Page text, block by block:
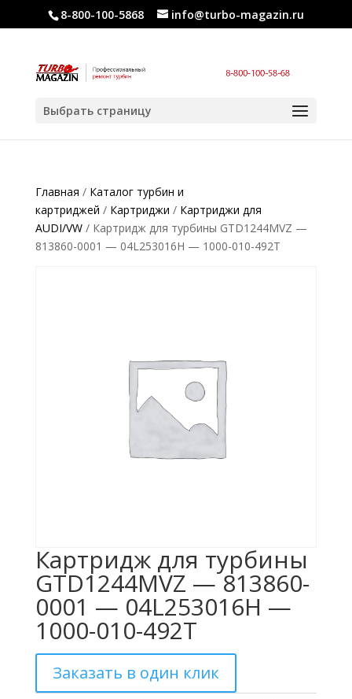
8-800-100-5868 info@turbo-magazin.ru
Выбрать страницу
Главная / Каталог турбин и
картриджей / Картриджи / Картриджи для
AUDI/VW/ Картридж для турбины GTD1244MVZ —
813860-0001 — 04L253016H — 1000-010-492T
Картридж для турбины
GTD1244MVZ — 813860-
0001 — 04L253016H —
1000-010-492T
Заказать в один клик